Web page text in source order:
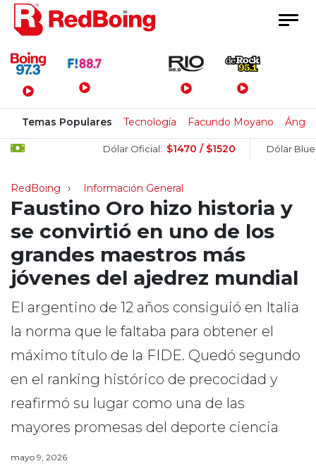
Menú Principal
Temas Populares Tecnología Facundo Moyano
Dólar Oficial: $1470 / $1520 Dólar Blue:
RedBoing Información General
Faustino Oro hizo historia y
se convirtió en uno de los
grandes maestros más
jóvenes del ajedrez mundial
El argentino de 12 años consiguió en Italia
la norma que le faltaba para obtener el
máximo título de la FIDE. Quedó segundo
en el ranking histórico de precocidad y
reafirmó su lugar como una de las
mayores promesas del deporte ciencia
mayo 9, 2026